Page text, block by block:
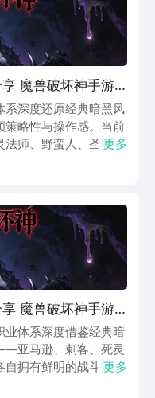
魔兽破坏神手游
系深度还原经典暗黑风
策略性与操作感。当前
法师、野蛮人、圣骑士
径、技能机制与流派
更多
魔兽破坏神手游
业体系深度借鉴经典暗
亚马逊、刺客、死灵
自拥有鲜明的战斗定位
实战表现稳定、上手
更多